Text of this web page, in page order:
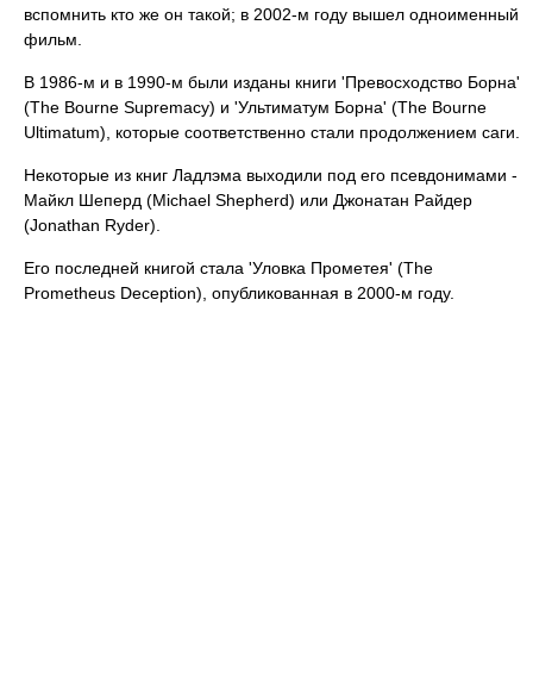
вспомнить кто же он такой; в 2002-м году вышел одноименный
фильм.
В 1986-м и в 1990-м были изданы книги 'Превосходство Борна'
(The Bourne Supremacy) и 'Ультиматум Борна' (The Bourne
Ultimatum), которые соответственно стали продолжением саги.
Некоторые из книг Ладлэма выходили под его псевдонимами -
Майкл Шеперд (Michael Shepherd) или Джонатан Райдер
(Jonathan Ryder).
Его последней книгой стала 'Уловка Прометея' (The
Prometheus Deception), опубликованная в 2000-м году.